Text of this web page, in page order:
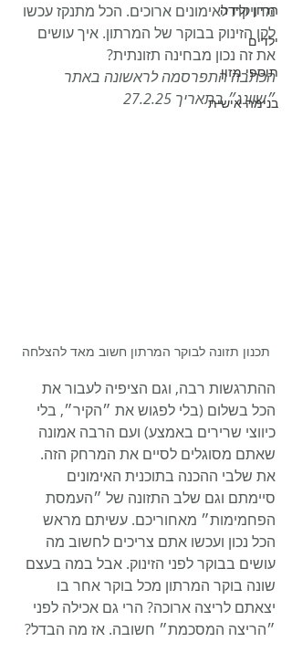
הריון ולידה
ילדים
תוספי מזון
בנימה אישית
מדויקת לאימונים ארוכים. הכל מתנקז עכשו
לקו הזינוק בבוקר של המרתון. איך עושים
את זה נכון מבחינה תזונתית?
הכתבה התפרסמה לראשונה באתר
״שוונג״ בתאריך 27.2.25
תכנון תזונה לבוקר המרתון חשוב מאד להצלחה
ההתרגשות רבה, וגם הציפיה לעבור את
הכל בשלום (בלי לפגוש את ״הקיר״, בלי
כיווצי שרירים באמצע) ועם הרבה אמונה
שאתם מסוגלים לסיים את המרחק הזה.
את שלבי ההכנה בתוכנית האימונים
סיימתם וגם שלב התזונה של ״העמסת
הפחמימות״ מאחוריכם. עשיתם מראש
הכל נכון ועכשו אתם צריכים לחשוב מה
עושים בבוקר לפני הזינוק. אבל במה בעצם
שונה בוקר המרתון מכל בוקר אחר בו
יצאתם לריצה ארוכה? הרי גם אכילה לפני
״הריצה המסכמת״ חשובה. אז מה הבדל?